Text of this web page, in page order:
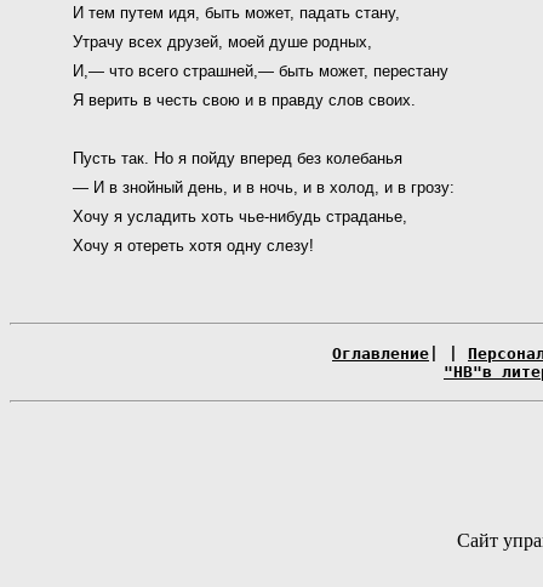
И тем путем идя, быть может, падать стану,
Утрачу всех друзей, моей душе родных,
И,— что всего страшней,— быть может, перестану
Я верить в честь свою и в правду слов своих.
Пусть так. Но я пойду вперед без колебанья
— И в знойный день, и в ночь, и в холод, и в грозу:
Хочу я усладить хоть чье-нибудь страданье,
Хочу я отереть хотя одну слезу!
Оглавление
"НВ"в
Сайт